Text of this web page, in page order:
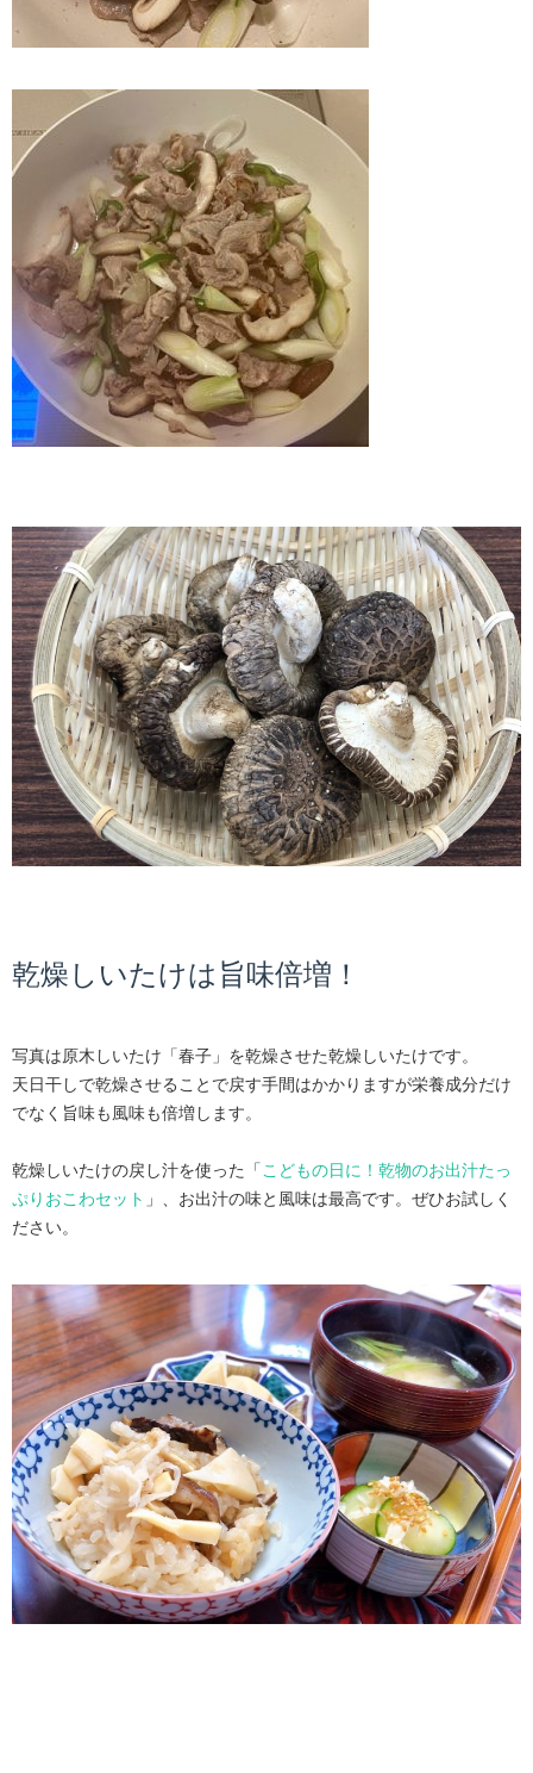
乾燥しいたけは旨味倍増！
写真は原木しいたけ「春子」を乾燥させた乾燥しいたけです。
天日干しで乾燥させることで戻す手間はかかりますが栄養成分だけ
でなく旨味も風味も倍増します。
乾燥しいたけの戻し汁を使った「 こどもの日に！乾物のお出汁たっ
ぷりおこわセット 」、お出汁の味と風味は最高です。ぜひお試しく
ださい。